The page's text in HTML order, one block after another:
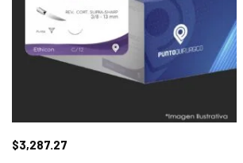
$3,287.27